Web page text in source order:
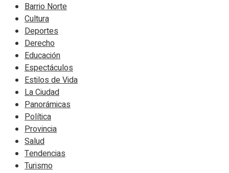
Barrio Norte
Cultura
Deportes
Derecho
Educación
Espectáculos
Estilos de Vida
La Ciudad
Panorámicas
Política
Provincia
Salud
Tendencias
Turismo